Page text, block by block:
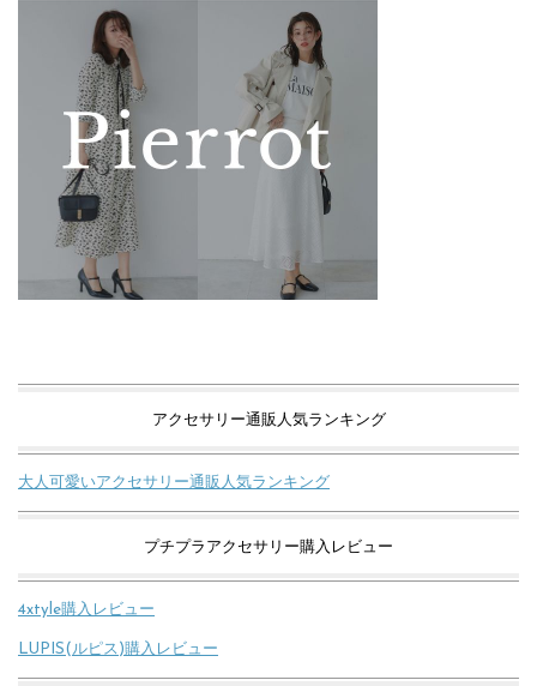
アクセサリー通販人気ランキング
大人可愛いアクセサリー通販人気ランキング
プチプラアクセサリー購入レビュー
4xtyle購入レビュー
LUPIS(ルピス)購入レビュー